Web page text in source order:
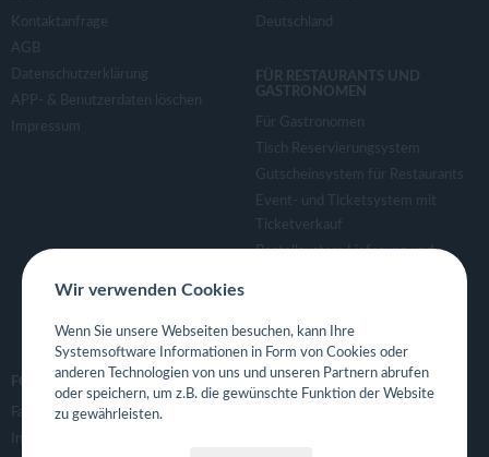
Kontaktanfrage
AGB
Datenschutzerklärung
APP- & Benutzerdaten löschen
Impressum
Deutschland
FÜR RESTAURANTS UND
GASTRONOMEN
Für Gastronomen
Tisch Reservierungsystem
Gutscheinsystem für Restaurants
Event- und Ticketsystem mit
Ticketverkauf
Bestellsystem Lieferung und
Eigene App für Restaurant
FOLGE UNS
Facebook
Instagram
Wir verwenden Cookies
Wenn Sie unsere Webseiten besuchen, kann Ihre
Systemsoftware Informationen in Form von Cookies oder
anderen Technologien von uns und unseren Partnern abrufen
oder speichern, um z.B. die gewünschte Funktion der Website
zu gewährleisten.